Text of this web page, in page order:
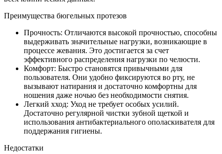
Преимущества бюгельных протезов
Прочность: Отличаются высокой прочностью, способны
выдерживать значительные нагрузки, возникающие в
процессе жевания. Это достигается за счет
эффективного распределения нагрузки по челюсти.
Комфорт: Быстро становятся привычными для
пользователя. Они удобно фиксируются во рту, не
вызывают натирания и достаточно комфортны для
ношения даже ночью без необходимости снятия.
Легкий хход: Уход не требует особых усилий.
Достаточно регулярной чистки зубной щеткой и
использования антибактериального ополаскивателя для
поддержания гигиены.
Недостатки